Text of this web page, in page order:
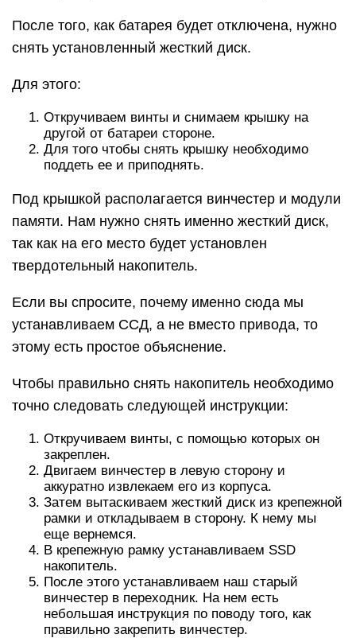
После того, как батарея будет отключена, нужно
снять установленный жесткий диск.
Для этого:
Откручиваем винты и снимаем крышку на
другой от батареи стороне.
Для того чтобы снять крышку необходимо
поддеть ее и приподнять.
Под крышкой располагается винчестер и модули
памяти. Нам нужно снять именно жесткий диск,
так как на его место будет установлен
твердотельный накопитель.
Если вы спросите, почему именно сюда мы
устанавливаем ССД, а не вместо привода, то
этому есть простое объяснение.
Чтобы правильно снять накопитель необходимо
точно следовать следующей инструкции:
Откручиваем винты, с помощью которых он
закреплен.
Двигаем винчестер в левую сторону и
аккуратно извлекаем его из корпуса.
Затем вытаскиваем жесткий диск из крепежной
рамки и откладываем в сторону. К нему мы
еще вернемся.
В крепежную рамку устанавливаем SSD
накопитель.
После этого устанавливаем наш старый
винчестер в переходник. На нем есть
небольшая инструкция по поводу того, как
правильно закрепить винчестер.